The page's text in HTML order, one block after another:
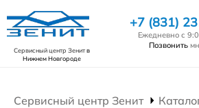
Сервисный центр Зенитв
Нижнем Новгороде
+7 (831)
Ежедневно с
Позвонить
Сервисный центр Зенит